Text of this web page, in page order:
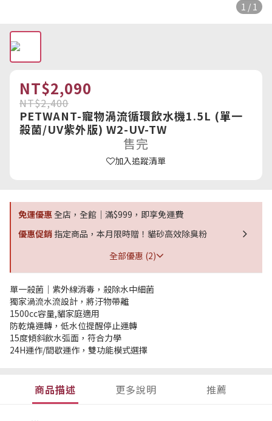
1 / 1
NT$2,090
NT$2,400
PETWANT-寵物渦流循環飲水機1.5L (單一
殺菌/UV紫外版) W2-UV-TW
售完
加入追蹤清單
免運優惠全店，全館｜滿$999，即享免運費
優惠促銷 指定商品，本月限時贈！貓砂高效除臭粉
全部優惠 (2)
單一殺菌｜紫外線消毒，殺除水中細菌
獨家渦流水流設計，將汙物帶離
1500cc容量,貓家庭適用
防乾燒運轉，低水位提醒停止運轉
15度傾斜飲水弧面，符合力學
24H運作/間歇運作，雙功能模式選擇
商品描述 更多說明 推薦